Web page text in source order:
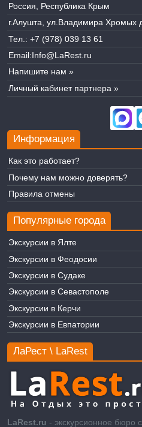
Россия, Республика Крым
г.Алушта, ул.Владимира Хромых
Тел.: +7 (978) 039 13 61
Email:Info@LaRest.ru
Напишите нам »
Личный кабинет партнера »
Информация
Как это работает?
Почему нам можно доверять?
Правила отмены
Популярные города
Экскурсии в Ялте
Экскурсии в Феодосии
Экскурсии в Судаке
Экскурсии в Севастополе
Экскурсии в Керчи
Экскурсии в Евпатории
ЛаРест \ LaRest
LaRest.ru - экскурсионное бюро